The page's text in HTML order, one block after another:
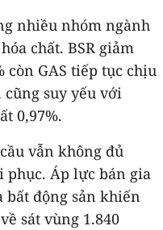
nhiều nhóm ngành
chất. BSR giảm
còn GAS tiếp tục chịu
suy yếu với
0,97%.
vẫn không đủ
Áp lực bán gia
bất động sản khiến
sát vùng 1.840